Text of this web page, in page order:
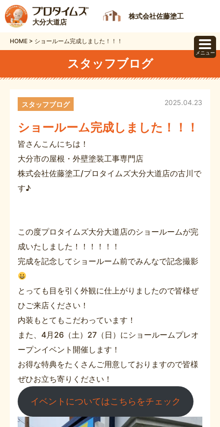
大分大道店
株式会社佐藤塗工
HOME > ショールーム完成しました！！！
スタッフブログ
ショールーム完成しました！！！
2025.04.23
スタッフブログ
皆さんこんにちは！
大分市の屋根・外壁塗装工事専門店
株式会社佐藤塗工/プロタイムズ大分大道店の古川で
す♪
この度プロタイムズ大分大道店のショールームが完
成いたしました！！！！！！
完成を記念してショールーム前でみんなで記念撮影
とっても目を引く外観に仕上がりましたので皆様ぜ
ひご来店ください！
内装もとてもこだわっています！
また、4月26（土）27（日）にショールームプレオ
ープンイベント開催します！
お得な特典をたくさんご用意しておりますので皆様
ぜひお立ち寄りください！
イベントについてはこちらをチェック
メニュー